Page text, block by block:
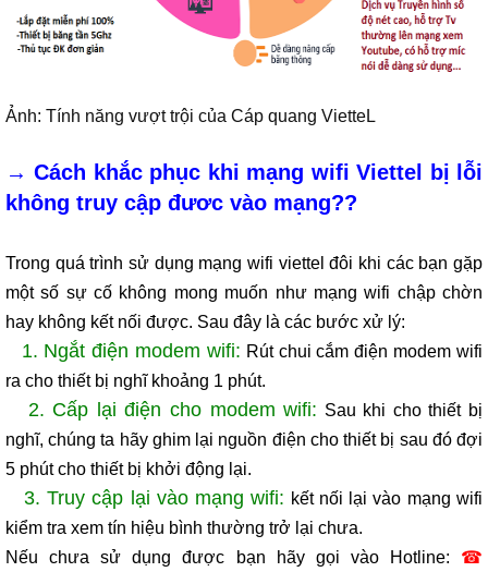
Ảnh: Tính năng vượt trội của Cáp quang VietteL
→Cách khắc phục khi mạng wifi Viettel bị lỗi
không truy cập đươc vào mạng??
Trong quá trình sử dụng mạng wifi viettel đôi khi các bạn gặp
một số sự cố không mong muốn như mạng wifi chập chờn
hay không kết nối được. Sau đây là các bước xử lý:
1. Ngắt điện modem wifi: Rút chui cắm điện modem wifi
ra cho thiết bị nghĩ khoảng 1 phút.
2. Cấp lại điện cho modem wifi: Sau khi cho thiết bị
nghĩ, chúng ta hãy ghim lại nguồn điện cho thiết bị sau đó đợi
5 phút cho thiết bị khởi động lại.
3. Truy cập lại vào mạng wifi: kết nối lại vào mạng wifi
kiểm tra xem tín hiệu bình thường trở lại chưa.
Nếu chưa sử dụng được bạn hãy gọi vào Hotline: ☎